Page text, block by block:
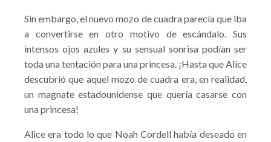
Sin embargo, el nuevo mozo de cuadra parecía que iba
a convertirse en otro motivo de escándalo. Sus
intensos ojos azules y su sensual sonrisa podían ser
toda una tentación para una princesa. ¡Hasta que Alice
descubrió que aquel mozo de cuadra era, en realidad,
un magnate estadounidense que quería casarse con
una princesa!
Alice era todo lo que Noah Cordell había deseado en